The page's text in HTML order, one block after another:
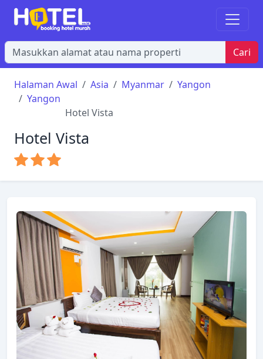
Cari
Halaman Awal Asia Myanmar
Yangon
Yangon
Hotel Vista
Hotel Vista